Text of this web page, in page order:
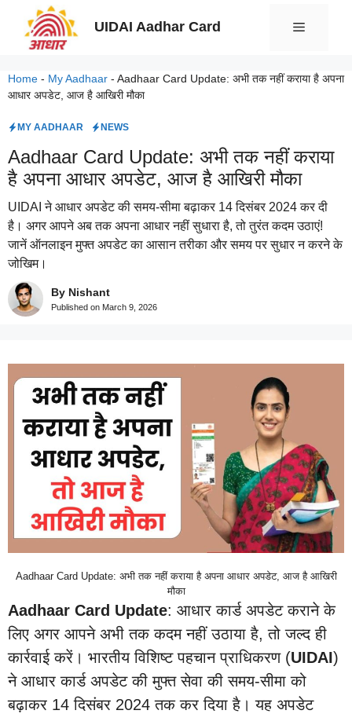
UIDAI Aadhar Card Menu
Home - My Aadhaar - Aadhaar Card Update: अभी तक नहीं कराया है अपना
आधार अपडेट, आज है आखिरी मौका
MY AADHAAR NEWS
Aadhaar Card Update: अभी तक नहीं कराया
है अपना आधार अपडेट, आज है आखिरी मौका
UIDAI ने आधार अपडेट की समय-सीमा बढ़ाकर 14 दिसंबर 2024 कर दी
है। अगर आपने अब तक अपना आधार नहीं सुधारा है, तो तुरंत कदम उठाएं!
जानें ऑनलाइन मुफ्त अपडेट का आसान तरीका और समय पर सुधार न करने के
जोखिम।
By Nishant
Published on March 9, 2026
Aadhaar Card Update: अभी तक नहीं कराया है अपना आधार अपडेट, आज है आखिरी
मौका
Aadhaar Card Update: आधार कार्ड अपडेट कराने के
लिए अगर आपने अभी तक कदम नहीं उठाया है, तो जल्द ही
कार्रवाई करें। भारतीय विशिष्ट पहचान प्राधिकरण (UIDAI)
ने आधार कार्ड अपडेट की मुफ्त सेवा की समय-सीमा को
बढ़ाकर 14 दिसंबर 2024 तक कर दिया है। यह अपडेट